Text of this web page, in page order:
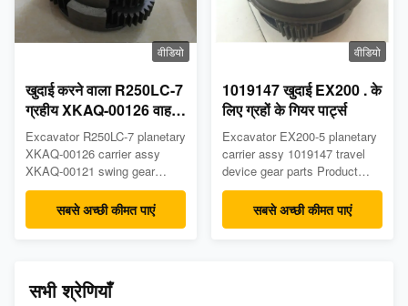
वीडियो
खुदाई करने वाला R250LC-7
ग्रहीय XKAQ-00126 वाहक
परख XKAQ-00121 स्विंग
गियर भागों
Excavator R250LC-7 planetary
XKAQ-00126 carrier assy
XKAQ-00121 swing gear
Parts Product Description
Product name: planetary
carrier assy Place of Origin:
MOQ: 1 PCS Payment term:
सबसे अच्छी कीमत पाएं
वीडियो
1019147 खुदाई EX200 . के
लिए ग्रहों के गियर पार्ट्स
Excavator EX200-5 planetary
carrier assy 1019147 travel
device gear parts Product
Description Product name:
planetary carrier assy Place
of Origin: China(mainland)
सबसे अच्छी कीमत पाएं
सभी श्रेणियाँ